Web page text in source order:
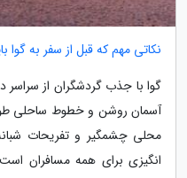
نکاتی مهم که قبل از سفر به گوا
گوا با جذب گردشگران از سراسر
آسمان روشن و خطوط ساحلی
محلی چشمگیر و تفریحات
انگیزی برای همه مسافران